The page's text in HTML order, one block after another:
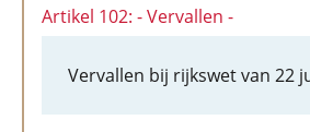
Artikel 102: - Vervallen -
Vervallen bij rijkswet van 22